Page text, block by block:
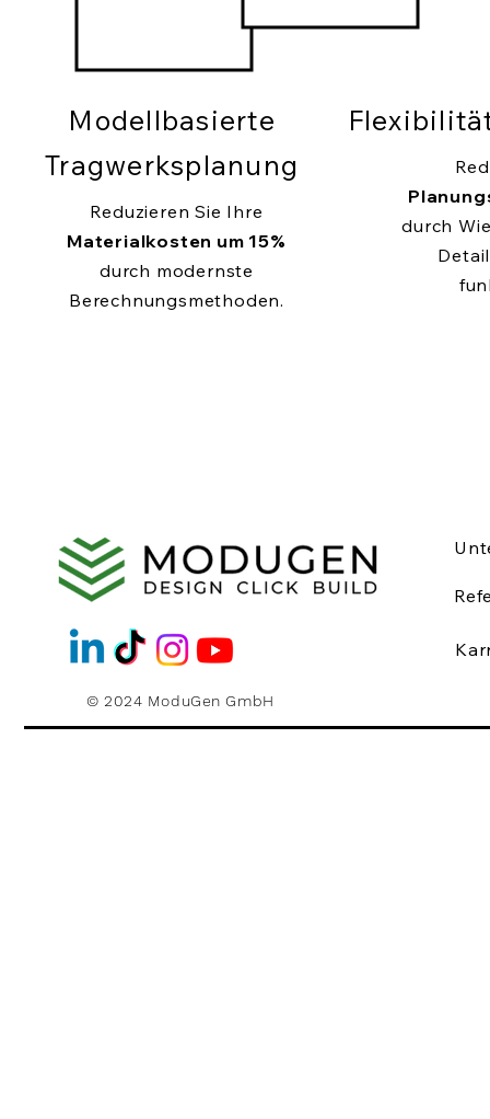
Modellbasierte
Tragwerksplanung
Reduzieren Sie Ihre
Materialkosten um 15%
durch modernste
Berechnungsmethoden.
durch
© 2024 ModuGen GmbH